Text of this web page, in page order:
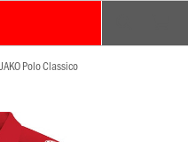
JAKO Polo Classico